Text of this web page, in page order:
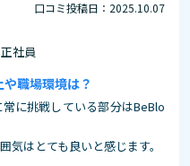
口コミ投稿日：2025.10.07
社員
職場環境は？
に挑戦している部分はBeBlo
気はとても良いと感じます。